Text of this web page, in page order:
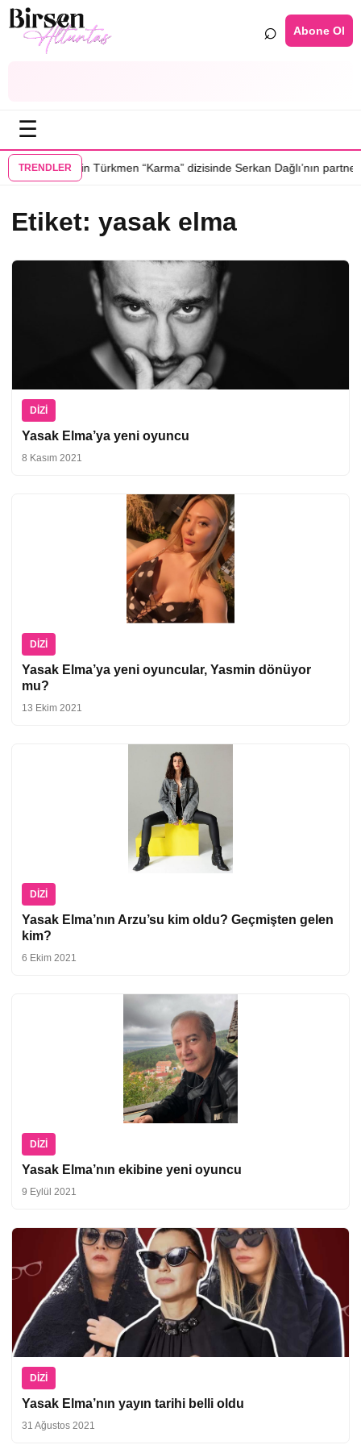
⌕ Abone Ol
☰
TRENDLER
•Selin Türkmen “Karma” dizisinde Serkan Dağlı’nın partnerini
Etiket: yasak elma
DIZI
Yasak Elma’ya yeni oyuncu
8 Kasım 2021
DIZI
Yasak Elma’ya yeni oyuncular, Yasmin dönüyor
mu?
13 Ekim 2021
DIZI
Yasak Elma’nın Arzu’su kim oldu? Geçmişten gelen
kim?
6 Ekim 2021
DIZI
Yasak Elma’nın ekibine yeni oyuncu
9 Eylül 2021
DIZI
Yasak Elma’nın yayın tarihi belli oldu
31 Ağustos 2021